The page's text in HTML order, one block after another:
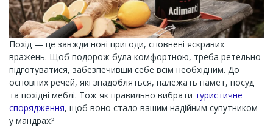
Похід — це завжди нові пригоди, сповнені яскравих
вражень. Щоб подорож була комфортною, треба ретельно
підготуватися, забезпечивши себе всім необхідним. До
основних речей, які знадобляться, належать намет, посуд
та похідні меблі. Тож як правильно вибрати туристичне
спорядження, щоб воно стало вашим надійним супутником
у мандрах?